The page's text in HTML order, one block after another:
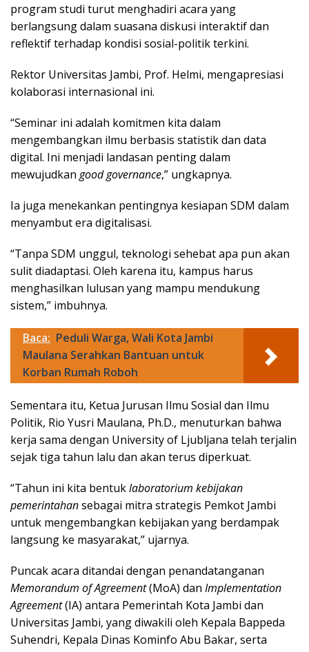
program studi turut menghadiri acara yang
berlangsung dalam suasana diskusi interaktif dan
reflektif terhadap kondisi sosial-politik terkini.
Rektor Universitas Jambi, Prof. Helmi, mengapresiasi
kolaborasi internasional ini.
“Seminar ini adalah komitmen kita dalam
mengembangkan ilmu berbasis statistik dan data
digital. Ini menjadi landasan penting dalam
mewujudkan good governance,” ungkapnya.
Ia juga menekankan pentingnya kesiapan SDM dalam
menyambut era digitalisasi.
“Tanpa SDM unggul, teknologi sehebat apa pun akan
sulit diadaptasi. Oleh karena itu, kampus harus
menghasilkan lulusan yang mampu mendukung
sistem,” imbuhnya.
Baca: Peduli Warga, Wali Kota Jambi
Maulana Serahkan Bantuan untuk
Korban Rumah Roboh
Sementara itu, Ketua Jurusan Ilmu Sosial dan Ilmu
Politik, Rio Yusri Maulana, Ph.D., menuturkan bahwa
kerja sama dengan University of Ljubljana telah terjalin
sejak tiga tahun lalu dan akan terus diperkuat.
“Tahun ini kita bentuklaboratorium kebijakan
pemerintahansebagai mitra strategis Pemkot Jambi
untuk mengembangkan kebijakan yang berdampak
langsung ke masyarakat,” ujarnya.
Puncak acara ditandai dengan penandatanganan
Memorandum of Agreement(MoA) dan Implementation
Agreement(IA) antara Pemerintah Kota Jambi dan
Universitas Jambi, yang diwakili oleh Kepala Bappeda
Suhendri, Kepala Dinas Kominfo Abu Bakar, serta